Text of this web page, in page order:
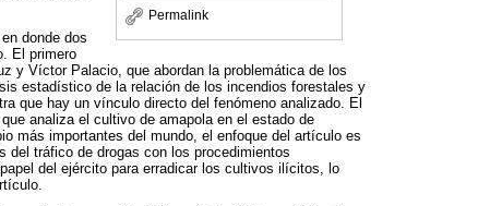
Permalink
donde dos
El primero
y Víctor Palacio, que abordan la problemática de los
estadístico de la relación de los incendios forestales y
que hay un vínculo directo del fenómeno analizado. El
analiza el cultivo de amapola en el estado de
más importantes del mundo, el enfoque del artículo es
tráfico de drogas con los procedimientos
del ejército para erradicar los cultivos ilícitos, lo